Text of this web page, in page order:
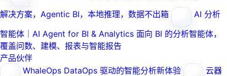
解决方案，Agentic BI，本地推理，数据不出箱
AI 分析
智能体｜AI Agent for BI & Analytics 面向 BI 的分析智能体，
覆盖问数、建模、报表与智能报告
产品伙伴
WhaleOps DataOps 驱动的智能分析新体验
云器